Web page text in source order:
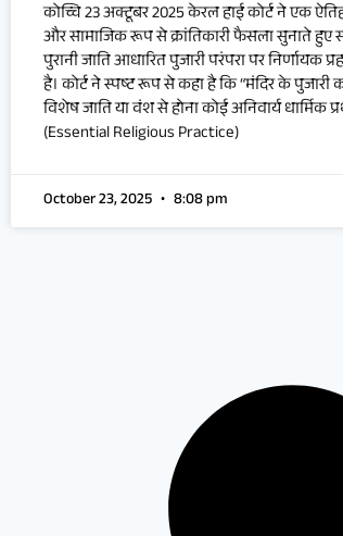
कोच्चि 23 अक्टूबर 2025 केरल हाई कोर्ट ने एक
और सामाजिक रूप से क्रांतिकारी फैसला सुनाते हुए
पुरानी जाति आधारित पुजारी परंपरा पर निर्णायक
है। कोर्ट ने स्पष्ट रूप से कहा है कि “मंदिर के पुजारी
विशेष जाति या वंश से होना कोई अनिवार्य धार्मिक
(Essential Religious Practice)
October 23, 2025 8:08 pm